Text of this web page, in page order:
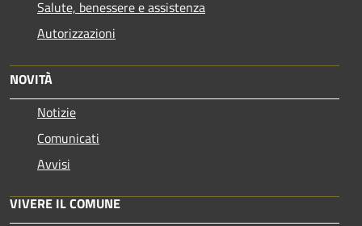
Salute, benessere e assistenza
Autorizzazioni
NOVITÀ
Notizie
Comunicati
Avvisi
VIVERE IL COMUNE